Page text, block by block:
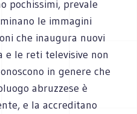
pochissimi, prevale
le immagini
che inaugura nuovi
e le reti televisive non
in genere che
abruzzese è
e la accreditano